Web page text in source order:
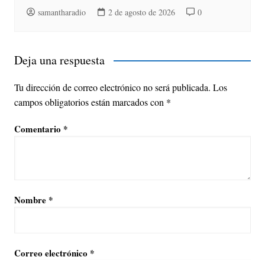
samantharadio 2 de agosto de 2026 0
Deja una respuesta
Tu dirección de correo electrónico no será publicada. Los
campos obligatorios están marcados con *
Comentario *
Nombre *
Correo electrónico *